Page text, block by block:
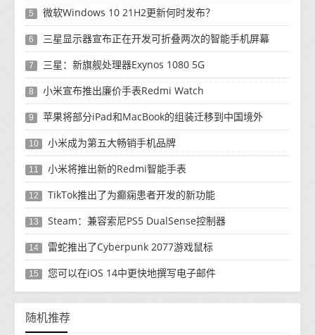
5 微软Windows 10 21H2更新何时发布？
6 三星显示器宣布正在开发可折叠两次的智能手机屏幕
7 三星：新旗舰处理器Exynos 1080 5G
8 小米宣布推出廉价手表Redmi Watch
9 苹果将部分iPad和MacBook的组装迁移到中国境外
10 小米成为第五大畅销手机品牌
11 小米将推出新的Redmi智能手表
12 TikTok推出了为癫痫患者开发的新功能
13 Steam：兼容索尼PS5 DualSense控制器
14 雷蛇推出了Cyber​​punk 2077游戏鼠标
15 您可以在iOS 14中更快地撰写电子邮件
随机推荐